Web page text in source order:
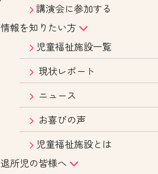
講演会に参加する
情報を知りたい方
児童福祉施設一覧
現状レポート
ニュース
お喜びの声
児童福祉施設とは
退所児の皆様へ